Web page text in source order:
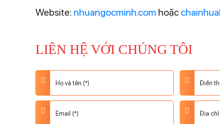
Website: nhuangocminh.com hoặc
LIÊN HỆ VỚI CHÚNG TÔI